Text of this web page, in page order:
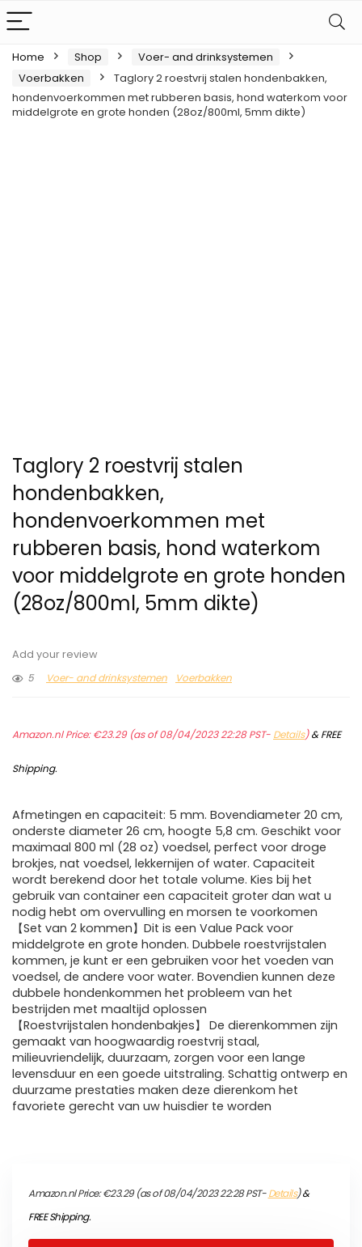
Home Shop
Voer- and drinksystemen
Voerbakken
Taglory 2 roestvrij stalen hondenbakken,
hondenvoerkommen met rubberen basis, hond waterkom voor
middelgrote en grote honden (28oz/800ml, 5mm dikte)
Taglory 2 roestvrij stalen
hondenbakken,
hondenvoerkommen met
rubberen basis, hond waterkom
voor middelgrote en grote honden
(28oz/800ml, 5mm dikte)
Add your review
5
Voer- and drinksystemen Voerbakken
Amazon.nl Price:€23.29(as of 08/04/2023 22:28 PST- Details)&FREE
Shipping.
Afmetingen en capaciteit: 5 mm. Bovendiameter 20 cm,
onderste diameter 26 cm, hoogte 5,8 cm. Geschikt voor
maximaal 800 ml (28 oz) voedsel, perfect voor droge
brokjes, nat voedsel, lekkernijen of water. Capaciteit
wordt berekend door het totale volume. Kies bij het
gebruik van container een capaciteit groter dan wat u
nodig hebt om overvulling en morsen te voorkomen
【Set van 2 kommen】Dit is een Value Pack voor
middelgrote en grote honden. Dubbele roestvrijstalen
kommen, je kunt er een gebruiken voor het voeden van
voedsel, de andere voor water. Bovendien kunnen deze
dubbele hondenkommen het probleem van het
bestrijden met maaltijd oplossen
【Roestvrijstalen hondenbakjes】 De dierenkommen zijn
gemaakt van hoogwaardig roestvrij staal,
milieuvriendelijk, duurzaam, zorgen voor een lange
levensduur en een goede uitstraling. Schattig ontwerp en
duurzame prestaties maken deze dierenkom het
favoriete gerecht van uw huisdier te worden
Amazon.nl Price:€23.29(as of 08/04/2023 22:28 PST-Details)&
FREE Shipping.